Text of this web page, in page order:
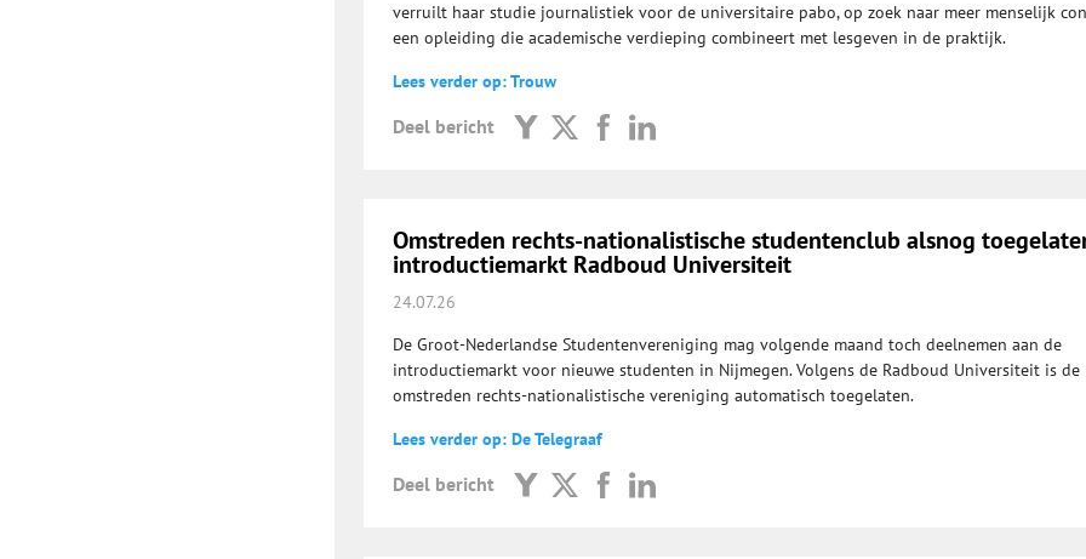
verruilt haar studie journalistiek voor de universitaire pabo, op zoek naar meer menselijk
een opleiding die academische verdieping combineert met lesgeven in de praktijk.
Lees verder op: Trouw
Deel bericht
Omstreden rechts-nationalistische studentenclub alsnog
introductiemarkt Radboud Universiteit
24.07.26
De Groot-Nederlandse Studentenvereniging mag volgende maand toch deelnemen aan de
introductiemarkt voor nieuwe studenten in Nijmegen. Volgens de Radboud Universiteit is de
omstreden rechts-nationalistische vereniging automatisch toegelaten.
Lees verder op: De Telegraaf
Deel bericht